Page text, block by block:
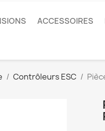
ACCESSOIRES
Contrôleurs ESC